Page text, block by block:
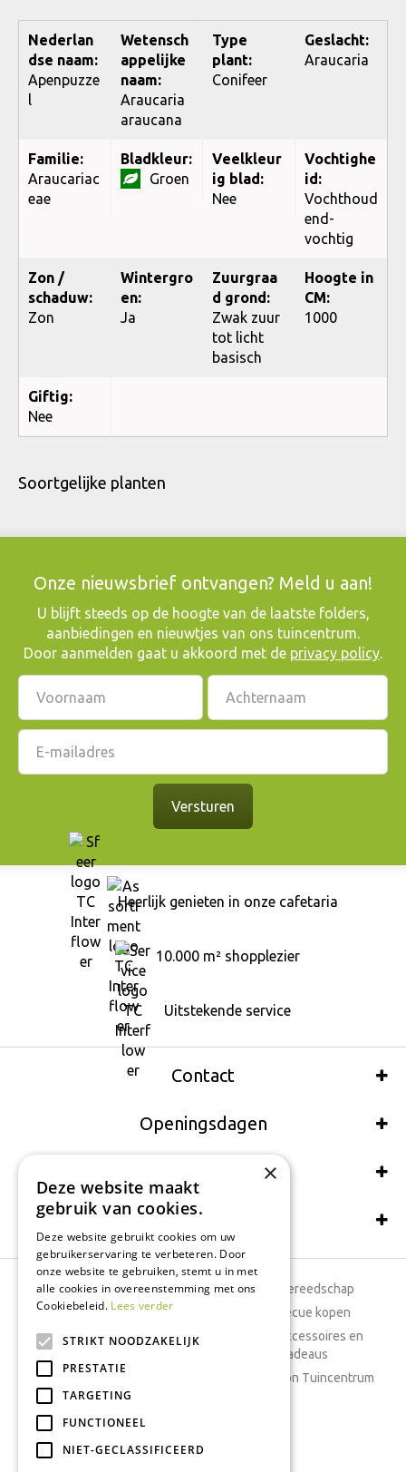
Nederlan
dse naam:
Apenpuzze
Wetensch
appelijke
naam:
Araucaria
araucana
Type
plant:
Conifeer
Geslacht:
Araucaria
Familie:
Araucariac
eae
Bladkleur:
Groen
Veelkleur
ig blad:
Nee
Vochtighe
id:
Vochthoud
end-
vochtig
Zon /
schaduw:
Zon
Wintergro
en:
Ja
Zuurgraa
d grond:
Zwak zuur
tot licht
basisch
Hoogte in
CM:
1000
Giftig:
Nee
Soortgelijke planten
Onze nieuwsbrief ontvangen? Meld u aan!
​U blijft steeds op de hoogte van de laatste folders,
aanbiedingen en nieuwtjes van ons tuincentrum.
Door aanmelden gaat u akkoord met de privacy policy
Heerlijk genieten in onze cafetaria
10.000 m² shopplezier
Uitstekende service
Contact
Openingsdagen
Wij accepteren ook:
Schrijf een recensie
Tuincentrum
Dierenwinkel
Tuinplanten
Tuingereedschap
Barbecue kopen
Woonaccessoires en
cadeaus
Cadeaubon Tuincentrum
Kamerplanten
Moestuin
Boeketten
×
Deze website maakt
gebruik van cookies.
Deze website gebruikt cookies om uw
gebruikerservaring te verbeteren. Door
onze website te gebruiken, stemt u in met
alle cookies in overeenstemming met ons
Cookiebeleid. Lees verder
STRIKT NOODZAKELIJK
PRESTATIE
TARGETING
FUNCTIONEEL
NIET-GECLASSIFICEERD